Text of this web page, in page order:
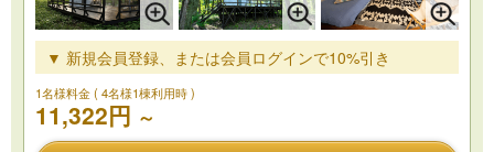
▼ 新規会員登録、または会員ログインで10%引き
1名様料金( 4名様1棟利用時 )
11,322円 ～